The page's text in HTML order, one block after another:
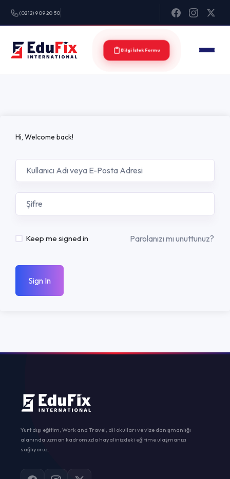
(0212) 909 20 50
Bilgi İstek Formu
Hi, Welcome back!
Keep me signed in Parolanızı mı unuttunuz?
Sign In
Yurt dışı eğitim, Work and Travel, dil okulları ve vize danışmanlığı
alanında uzman kadromuzla hayalinizdeki eğitime ulaşmanızı
sağlıyoruz.